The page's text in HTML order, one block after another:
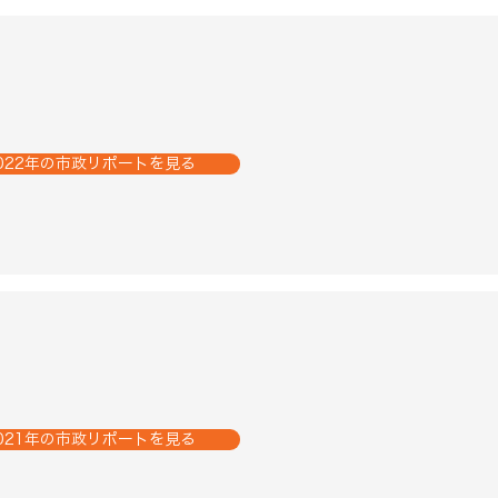
年の市政リポートを見る
年の市政リポートを見る